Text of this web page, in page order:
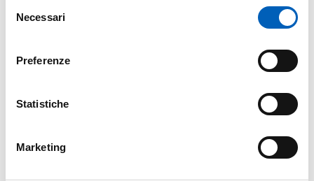
delNecessari
Preferenze
Statistiche
Marketing
PDF
DIRITTO ECCLESIASTICO_ESTRATTO 13